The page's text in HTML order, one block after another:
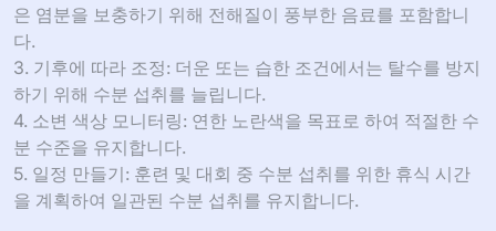
은 염분을 보충하기 위해 전해질이 풍부한 음료를 포함합니
다.
3. 기후에 따라 조정: 더운 또는 습한 조건에서는 탈수를 방지
하기 위해 수분 섭취를 늘립니다.
4. 소변 색상 모니터링: 연한 노란색을 목표로 하여 적절한 수
분 수준을 유지합니다.
5. 일정 만들기: 훈련 및 대회 중 수분 섭취를 위한 휴식 시간
을 계획하여 일관된 수분 섭취를 유지합니다.